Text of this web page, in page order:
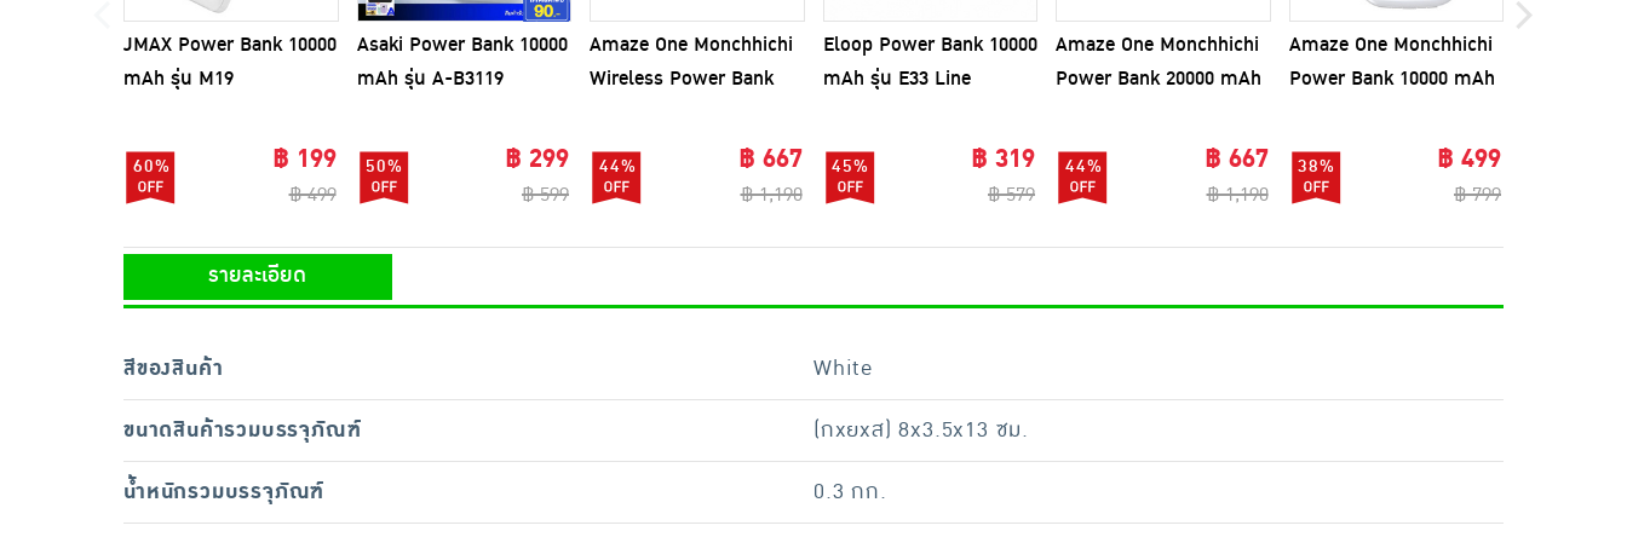
JMAX Power Bank 10000
mAh รุ่น M19
60% ฿ 199
฿ 499
Asaki Power Bank 10000
mAh รุ่น A-B3119
50% ฿ 299
฿ 599
Amaze One Monchhichi
Wireless Power Bank
MCB007
44% ฿ 667
฿ 1,190
Eloop Power Bank 10000
mAh รุ่น E33 Line
45% ฿ 319
฿ 579
Amaze One Monchhichi
Power Bank 20000 mAh
44% ฿ 667
฿ 1,190
Amaze One Monchhichi
Power Bank 10000 mAh
38% ฿ 499
฿ 799
รายละเอียด
สีของสินค้า
White
ขนาดสินค้ารวมบรรจุภัณฑ์
(กxยxส) 8x3.5x13 ซม.
น้ำหนักรวมบรรจุภัณฑ์
0.3 กก.